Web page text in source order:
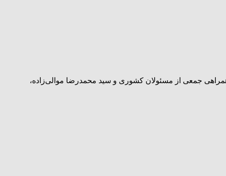
جمعی از مسئولان کشوری و سید محمدرضا موالی‌زاده،